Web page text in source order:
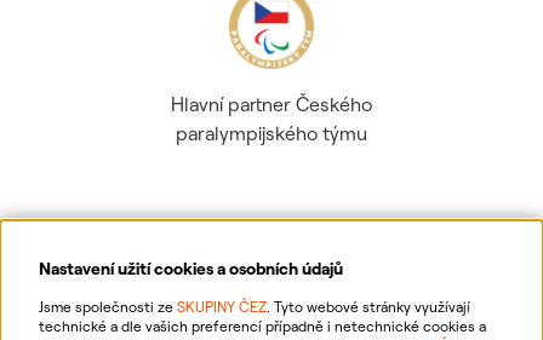
Nastavení užití cookies a osobních údajů
Jsme společnosti ze SKUPINY ČEZ. Tyto webové stránky využívají
technické a dle vašich preferencí případně i netechnické cookies a
Hlavní partner Českého
paralympijského týmu
Ochrana osobních údajů